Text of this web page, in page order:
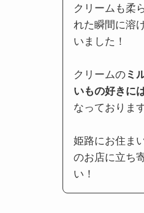
クリームも柔
れた瞬間に溶
いました！
クリームのミ
いもの好きに
なっておりま
姫路にお住ま
のお店に立ち
い！